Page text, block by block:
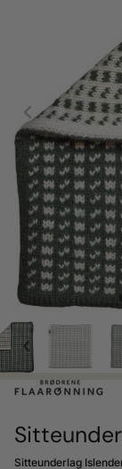
Sitteunderlag Islender Dette klassiske strikkamønsteret er akkurat